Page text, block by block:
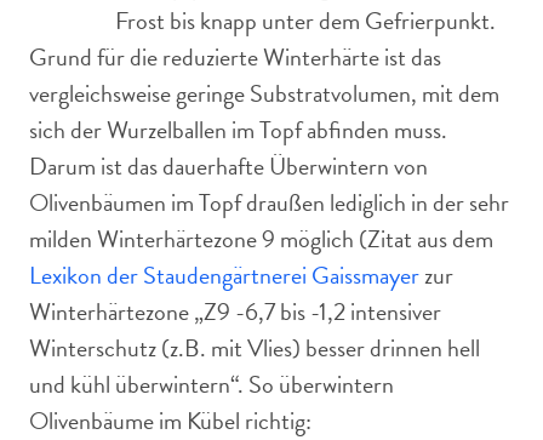
Frost bis knapp unter dem Gefrierpunkt.
Grund für die reduzierte Winterhärte ist das
vergleichsweise geringe Substratvolumen, mit dem
sich der Wurzelballen im Topf abfinden muss.
Darum ist das dauerhafte Überwintern von
Olivenbäumen im Topf draußen lediglich in der sehr
milden Winterhärtezone 9 möglich (Zitat aus dem
Lexikon der Staudengärtnerei Gaissmayerzur
Winterhärtezone „Z9 -6,7 bis -1,2 intensiver
Winterschutz (z.B. mit Vlies) besser drinnen hell
und kühl überwintern“. So überwintern
Olivenbäume im Kübel richtig: